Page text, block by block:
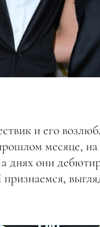
и его
месяце,
днях они